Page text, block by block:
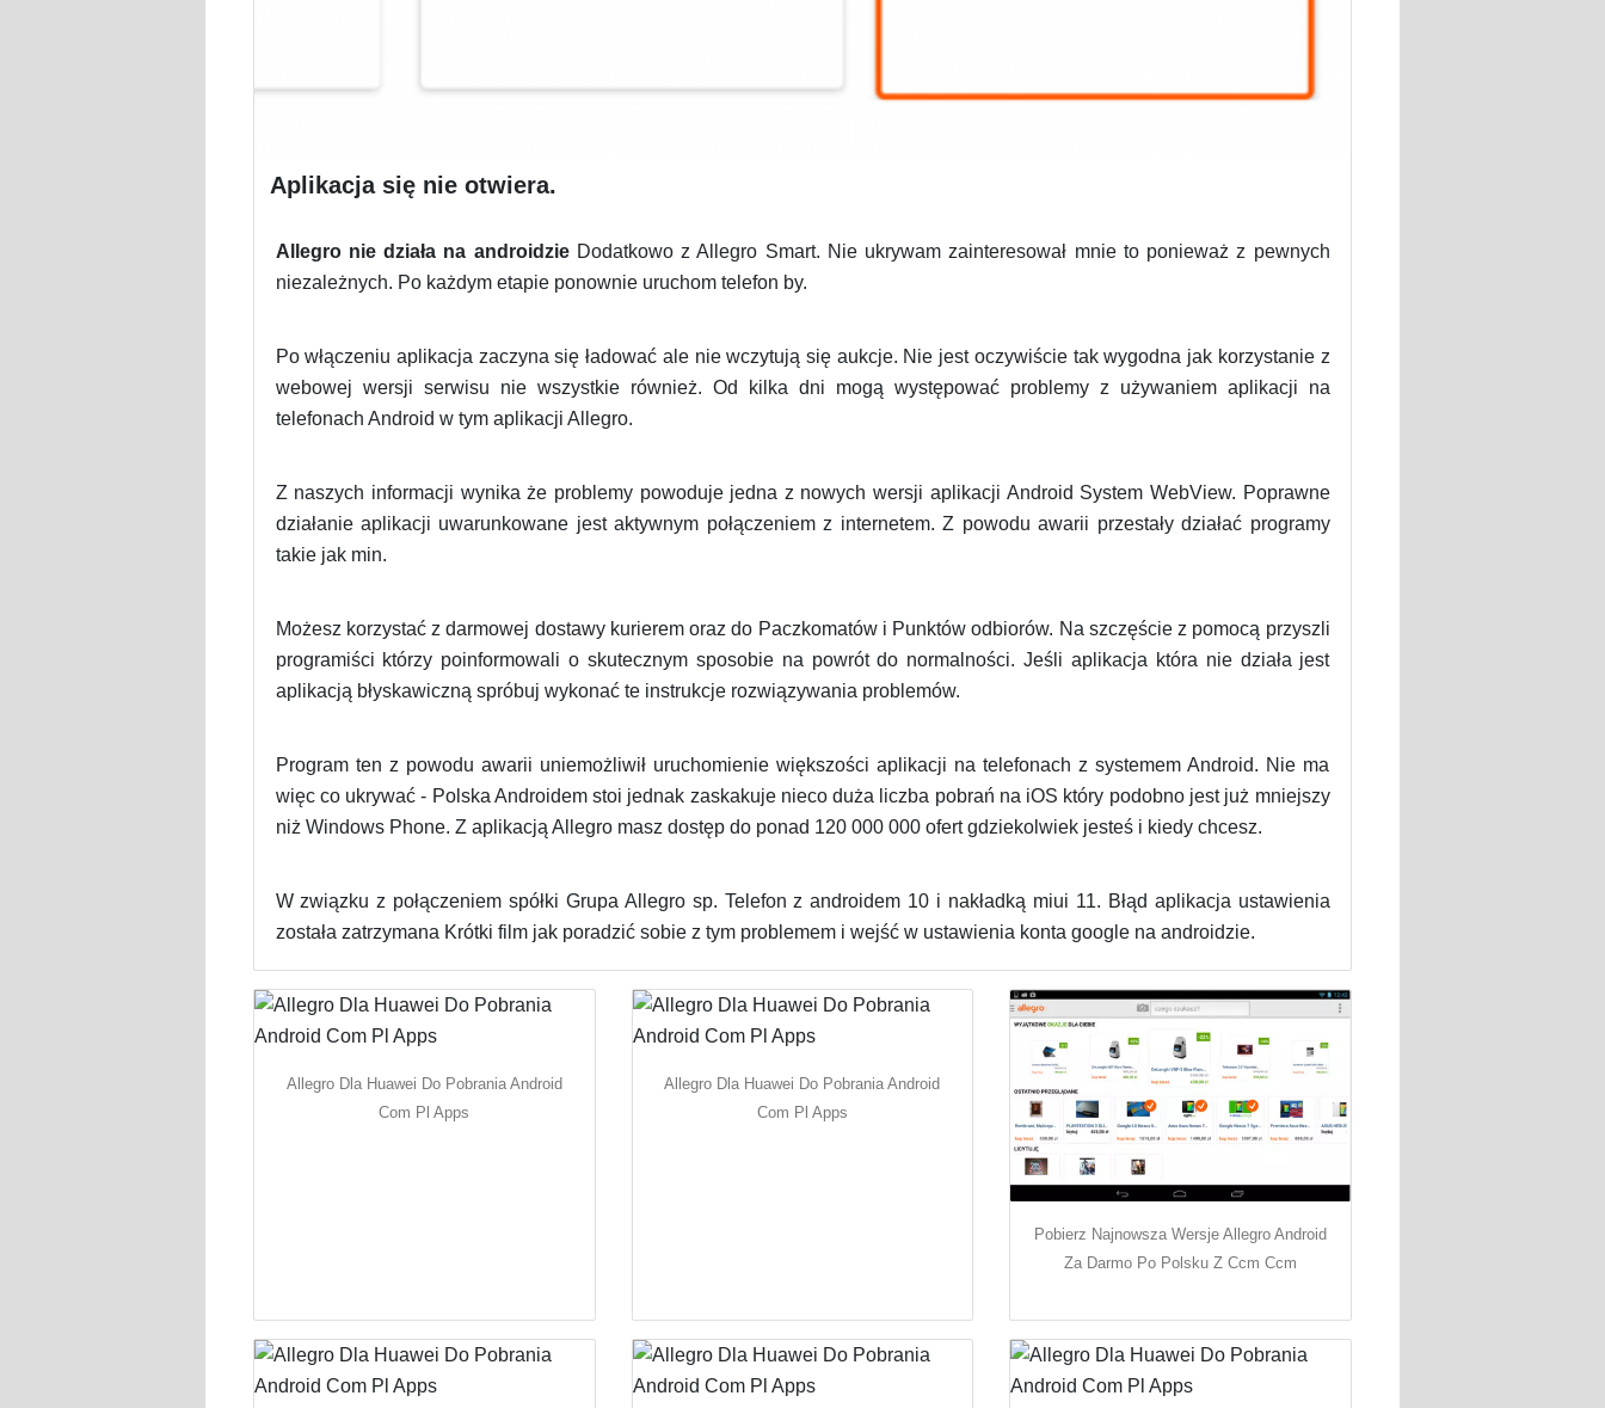
Aplikacja się nie otwiera.
Allegro nie działa na androidzieDodatkowo z Allegro Smart. Nie ukrywam zainteresował mnie to ponieważ z pewnych
niezależnych. Po każdym etapie ponownie uruchom telefon by.
Po włączeniu aplikacja zaczyna się ładować ale nie wczytują się aukcje. Nie jest oczywiście tak wygodna jak korzystanie z
webowej wersji serwisu nie wszystkie również. Od kilka dni mogą występować problemy z używaniem aplikacji na
telefonach Android w tym aplikacji Allegro.
Z naszych informacji wynika że problemy powoduje jedna z nowych wersji aplikacji Android System WebView. Poprawne
działanie aplikacji uwarunkowane jest aktywnym połączeniem z internetem. Z powodu awarii przestały działać programy
takie jak min.
Możesz korzystać z darmowej dostawy kurierem oraz do Paczkomatów i Punktów odbiorów. Na szczęście z pomocą przyszli
programiści którzy poinformowali o skutecznym sposobie na powrót do normalności. Jeśli aplikacja która nie działa jest
aplikacją błyskawiczną spróbuj wykonać te instrukcje rozwiązywania problemów.
Program ten z powodu awarii uniemożliwił uruchomienie większości aplikacji na telefonach z systemem Android. Nie ma
więc co ukrywać - Polska Androidem stoi jednak zaskakuje nieco duża liczba pobrań na iOS który podobno jest już mniejszy
niż Windows Phone. Z aplikacją Allegro masz dostęp do ponad 120 000 000 ofert gdziekolwiek jesteś i kiedy chcesz.
W związku z połączeniem spółki Grupa Allegro sp. Telefon z androidem 10 i nakładką miui 11. Błąd aplikacja ustawienia
została zatrzymana Krótki film jak poradzić sobie z tym problemem i wejść w ustawienia konta google na androidzie.
Allegro Dla Huawei Do Pobrania Android
Com Pl Apps
Allegro Dla Huawei Do Pobrania Android
Com Pl Apps
Pobierz Najnowsza Wersje Allegro Android
Za Darmo Po Polsku Z Ccm Ccm